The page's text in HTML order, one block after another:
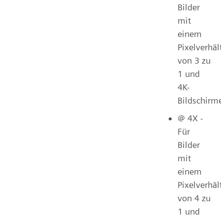
Bilder
mit
einem
von 3 zu
1 und
4K-
@ 4X -
Für
Bilder
mit
einem
von 4 zu
1 und